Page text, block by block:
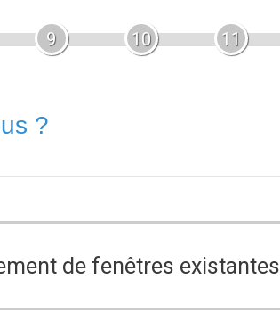
9 10 11
?
de fenêtres existantes